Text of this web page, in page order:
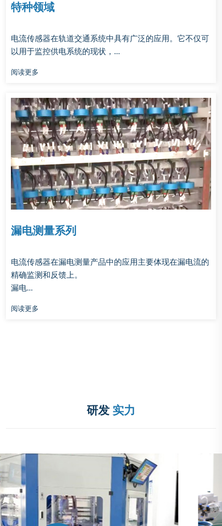
特种领域
电流传感器在轨道交通系统中具有广泛的应用。它不仅可
以用于监控供电系统的现状，...
阅读更多
漏电测量系列
电流传感器在漏电测量产品中的应用主要体现在漏电流的
精确监测和反馈上。
漏电...
阅读更多
研发 实力